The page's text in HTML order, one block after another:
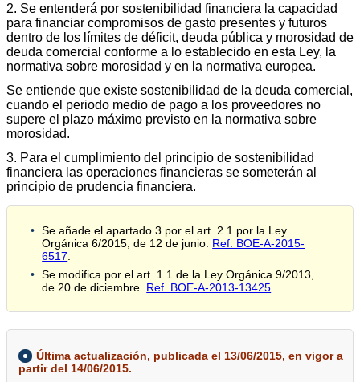
2. Se entenderá por sostenibilidad financiera la capacidad
para financiar compromisos de gasto presentes y futuros
dentro de los límites de déficit, deuda pública y morosidad de
deuda comercial conforme a lo establecido en esta Ley, la
normativa sobre morosidad y en la normativa europea.
Se entiende que existe sostenibilidad de la deuda comercial,
cuando el periodo medio de pago a los proveedores no
supere el plazo máximo previsto en la normativa sobre
morosidad.
3. Para el cumplimiento del principio de sostenibilidad
financiera las operaciones financieras se someterán al
principio de prudencia financiera.
Se añade el apartado 3 por el art. 2.1 por la Ley
Orgánica 6/2015, de 12 de junio. Ref. BOE-A-2015-
6517
Se modifica por el art. 1.1 de la Ley Orgánica 9/2013,
de 20 de diciembre. Ref. BOE-A-2013-13425
Última actualización, publicada el 13/06/2015, en vigor a
partir del 14/06/2015.